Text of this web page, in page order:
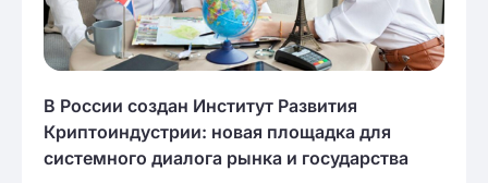
В России создан Институт Развития
Криптоиндустрии: новая площадка для
системного диалога рынка и государства